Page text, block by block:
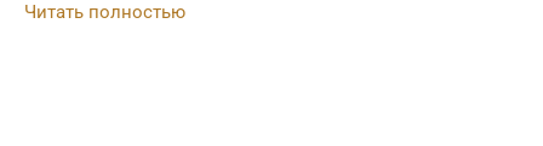
Читать полностью